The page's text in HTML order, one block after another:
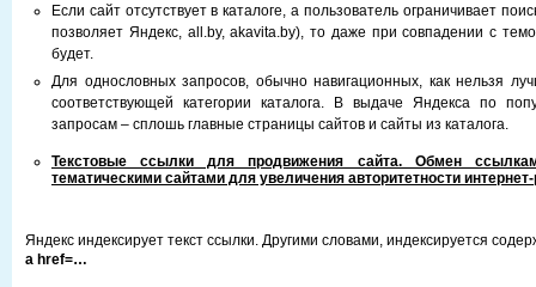
Если сайт отсутствует в каталоге, а пользователь ограничивает
позволяет Яндекс, all.by, akavita.by), то даже при совпадении с
будет.
Для однословных запросов, обычно навигационных, как нельзя
соответствующей категории каталога. В выдаче Яндекса по
запросам – сплошь главные страницы сайтов и сайты из каталога.
Текстовые ссылки для продвижения сайта. Обмен
тематическими сайтами для увеличения авторитетности
Яндекс индексирует текст ссылки. Другими словами, индексируется
a href=…